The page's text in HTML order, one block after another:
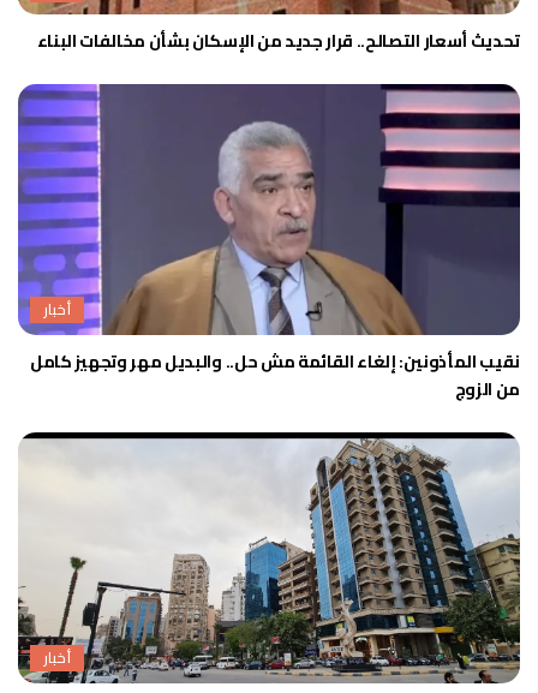
تحديث أسعار التصالح.. قرار جديد من الإسكان بشأن مخالفات البناء
أخبار
نقيب المأذونين: إلغاء القائمة مش حل.. والبديل مهر وتجهيز كامل
من الزوج
أخبار